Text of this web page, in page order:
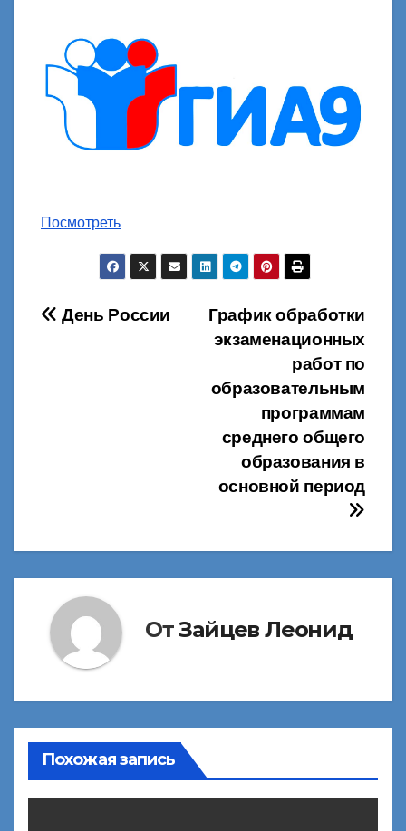
Посмотреть
Навигация
График обработки
экзаменационных
работ по
образовательным
программам
среднего общего
образования в
основной период
День России
ОтЗайцев Леонид
Похожая запись